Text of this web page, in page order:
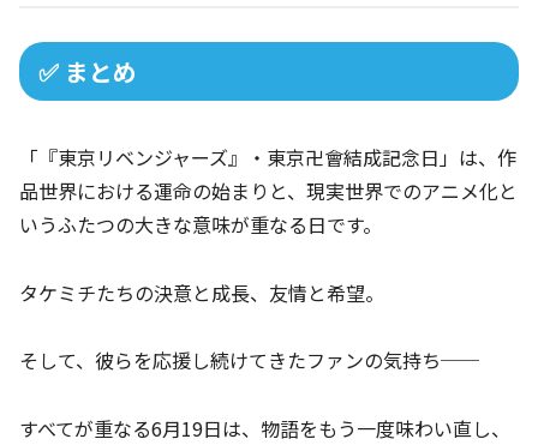
✅ まとめ
「『東京リベンジャーズ』・東京卍會結成記念日」は、作
品世界における運命の始まりと、現実世界でのアニメ化と
いうふたつの大きな意味が重なる日です。
タケミチたちの決意と成長、友情と希望。
そして、彼らを応援し続けてきたファンの気持ち──
すべてが重なる6月19日は、物語をもう一度味わい直し、